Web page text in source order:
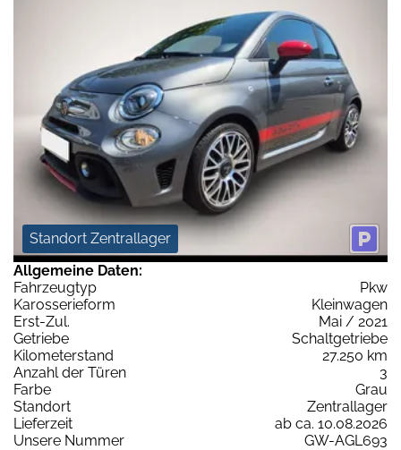
Standort Zentrallager
Allgemeine Daten:
Fahrzeugtyp
Pkw
Karosserieform
Kleinwagen
Erst-Zul.
Mai / 2021
Getriebe
Schaltgetriebe
Kilometerstand
27.250 km
Anzahl der Türen
3
Farbe
Grau
Standort
Zentrallager
Lieferzeit
ab ca. 10.08.2026
Unsere Nummer
GW-AGL693